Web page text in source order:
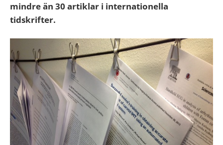
mindre än 30 artiklar i internationella
tidskrifter.